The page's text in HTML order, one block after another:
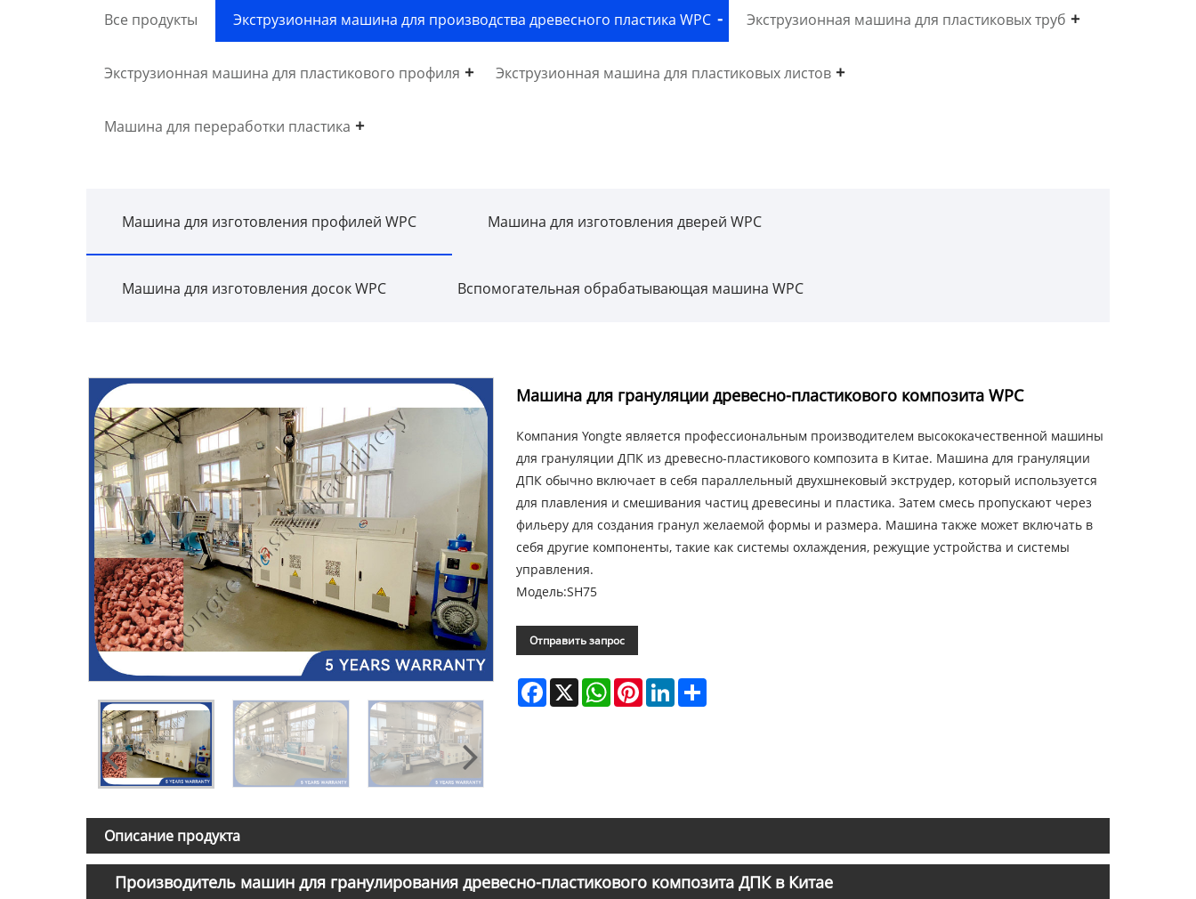
Все продукты Экструзионная машина для производства древесного пластика WPC Экструзионная машина для пластиковых труб
Экструзионная машина для пластикового профиля Экструзионная машина для пластиковых листов
Машина для переработки пластика
Машина для изготовления профилей WPC Машина для изготовления дверей WPC
Машина для изготовления досок WPC Вспомогательная обрабатывающая машина WPC
Машина для грануляции древесно-пластикового композита WPC
Компания Yongte является профессиональным производителем высококачественной машины
для грануляции ДПК из древесно-пластикового композита в Китае. Машина для грануляции
ДПК обычно включает в себя параллельный двухшнековый экструдер, который используется
для плавления и смешивания частиц древесины и пластика. Затем смесь пропускают через
фильеру для создания гранул желаемой формы и размера. Машина также может включать в
себя другие компоненты, такие как системы охлаждения, режущие устройства и системы
управления.
Модель:SH75
Отправить запрос
Facebook
X WhatsAppPinterestLinkedIn
Описание продукта
Производитель машин для гранулирования древесно-пластикового композита ДПК в Китае